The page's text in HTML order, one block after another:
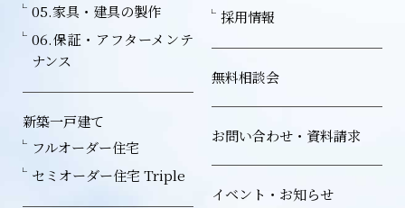
05.家具・建具の製作
06.保証・アフターメンテ
ナンス
新築一戸建て
フルオーダー住宅
セミオーダー住宅 Triple
採用情報
無料相談会
お問い合わせ・資料請求
イベント・お知らせ